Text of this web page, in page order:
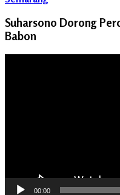
Suharsono Dorong
Babon
00:00